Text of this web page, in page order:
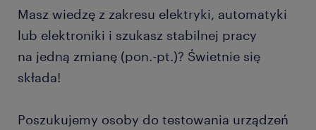
Masz wiedzę z zakresu elektryki, automatyki
lub elektroniki i szukasz stabilnej pracy
na jedną zmianę (pon.-pt.)? Świetnie się
składa!
Poszukujemy osoby do testowania urządzeń